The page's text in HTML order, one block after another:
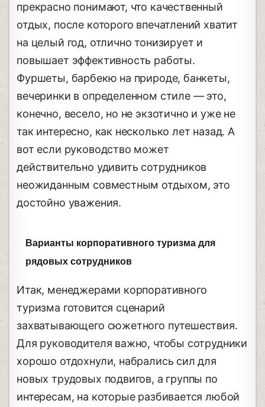
прекрасно понимают, что качественный
отдых, после которого впечатлений хватит
на целый год, отлично тонизирует и
повышает эффективность работы.
Фуршеты, барбекю на природе, банкеты,
вечеринки в определенном стиле ― это,
конечно, весело, но не экзотично и уже не
так интересно, как несколько лет назад. А
вот если руководство может
действительно удивить сотрудников
неожиданным совместным отдыхом, это
достойно уважения.
Варианты корпоративного туризма для
рядовых сотрудников
Итак, менеджерами корпоративного
туризма готовится сценарий
захватывающего сюжетного путешествия.
Для руководителя важно, чтобы сотрудники
хорошо отдохнули, набрались сил для
новых трудовых подвигов, а группы по
интересам, на которые разбивается любой